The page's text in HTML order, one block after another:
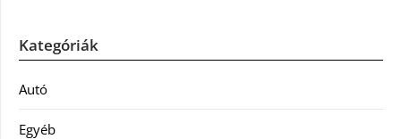
Kategóriák
Autó
Egyéb